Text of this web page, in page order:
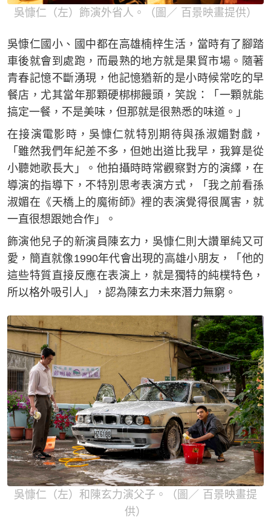
吳慷仁（左）飾演外省人。（圖／ 百景映畫提供）
吳慷仁國小、國中都在高雄楠梓生活，當時有了腳踏
車後就會到處跑，而最熟的地方就是果貿市場。隨著
青春記憶不斷湧現，他記憶猶新的是小時候常吃的早
餐店，尤其當年那顆硬梆梆饅頭，笑說：「一顆就能
搞定一餐，不是美味，但那就是很熟悉的味道。」
在接演電影時，吳慷仁就特別期待與孫淑媚對戲，
「雖然我們年紀差不多，但她出道比我早，我算是從
小聽她歌長大」。他拍攝時時常觀察對方的演繹，在
導演的指導下，不特別思考表演方式，「我之前看孫
淑媚在《天橋上的魔術師》裡的表演覺得很厲害，就
一直很想跟她合作」。
飾演他兒子的新演員陳玄力，吳慷仁則大讚單純又可
愛，簡直就像1990年代會出現的高雄小朋友，「他的
這些特質直接反應在表演上，就是獨特的純樸特色，
所以格外吸引人」，認為陳玄力未來潛力無窮。
吳慷仁（左）和陳玄力演父子。（圖／ 百景映畫提
供）